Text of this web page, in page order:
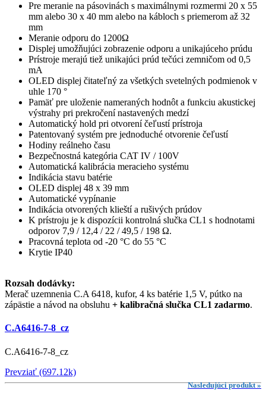
Pre meranie na pásovinách s maximálnymi rozmermi 20 x 55
mm alebo 30 x 40 mm alebo na kábloch s priemerom až 32
mm
Meranie odporu do 1200Ω
Displej umožňujúci zobrazenie odporu a unikajúceho prúdu
Prístroje merajú tiež unikajúci prúd tečúci zemničom od 0,5
mA
OLED displej čitateľný za všetkých svetelných podmienok v
uhle 170 °
Pamäť pre uloženie nameraných hodnôt a funkciu akustickej
výstrahy pri prekročení nastavených medzí
Automatický hold pri otvorení čeľustí prístroja
Patentovaný systém pre jednoduché otvorenie čeľustí
Hodiny reálneho času
Bezpečnostná kategória CAT IV / 100V
Automatická kalibrácia meracieho systému
Indikácia stavu batérie
OLED displej 48 x 39 mm
Automatické vypínanie
Indikácia otvorených klieští a rušivých prúdov
K prístroju je k dispozícii kontrolná slučka CL1 s hodnotami
odporov 7,9 / 12,4 / 22 / 49,5 / 198 Ω.
Pracovná teplota od -20 °C do 55 °C
Krytie IP40
Rozsah dodávky:
Merač uzemnenia C.A 6418, kufor, 4 ks batérie 1,5 V, pútko na
zápästie a návod na obsluhu + kalibračná slučka CL1 zadarmo.
C.A6416-7-8_cz
C.A6416-7-8_cz
Prevziať (697.12k)
Nasledujúci produkt »